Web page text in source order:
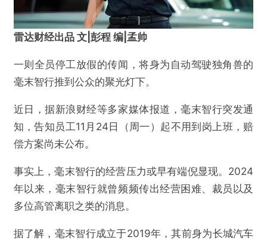
雷达财经出品 文|彭程 编|孟帅
一则全员停工放假的传闻，将身为自动驾驶独角兽的
毫末智行推到公众的聚光灯下。
近日，据新浪财经等多家媒体报道，毫末智行突发通
知，告知员工11月24日（周一）起不用到岗上班，赔
偿方案尚未公布。
事实上，毫末智行的经营压力或早有端倪显现。2024
年以来，毫末智行就曾频频传出经营困难、裁员以及
多位高管离职之类的消息。
据了解，毫末智行成立于2019年，其前身为长城汽车